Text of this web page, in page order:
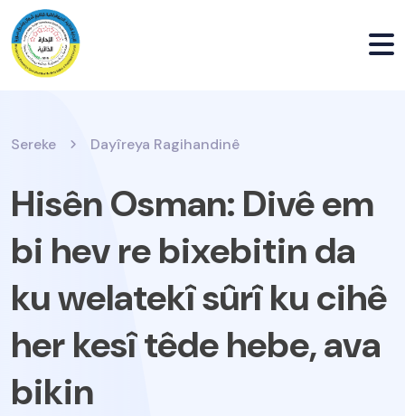
Sereke Dayîreya Ragihandinê
Hisên Osman: Divê em
bi hev re bixebitin da
ku welatekî sûrî ku cihê
her kesî têde hebe, ava
bikin